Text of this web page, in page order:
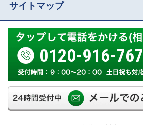
サイトマップ
0120-916-767